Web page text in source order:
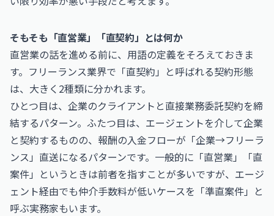
そもそも「直営業」「直契約」とは何か
直営業の話を進める前に、用語の定義をそろえておきま
す。フリーランス業界で「直契約」と呼ばれる契約形態
は、大きく2種類に分かれます。
ひとつ目は、企業のクライアントと直接業務委託契約を締
結するパターン。ふたつ目は、エージェントを介して企業
と契約するものの、報酬の入金フローが「企業→フリーラ
ンス」直送になるパターンです。一般的に「直営業」「直
案件」というときは前者を指すことが多いですが、エージ
ェント経由でも仲介手数料が低いケースを「準直案件」と
呼ぶ実務家もいます。